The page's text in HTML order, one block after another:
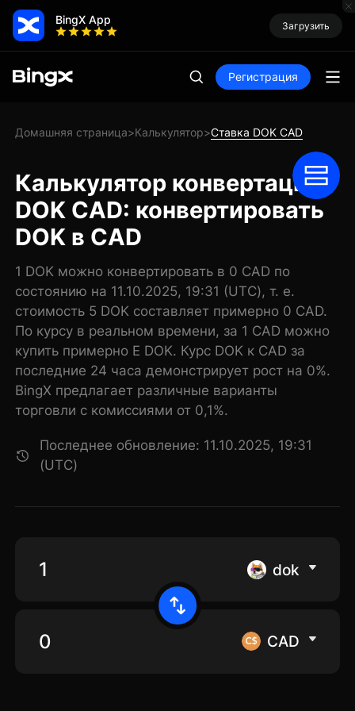
BingX App Загрузить
Регистрация
Домашняя страница>Калькулятор>Ставка DOK CAD
Калькулятор конвертации
DOK CAD: конвертировать
DOK в CAD
1 DOK можно конвертировать в 0 CAD по
состоянию на 11.10.2025, 19:31 (UTC), т. е.
стоимость 5 DOK составляет примерно 0 CAD.
По курсу в реальном времени, за 1 CAD можно
купить примерно E DOK. Курс DOK к CAD за
последние 24 часа демонстрирует рост на 0%.
BingX предлагает различные варианты
торговли с комиссиями от 0,1%.
Последнее обновление: 11.10.2025, 19:31
(UTC)
dok
CAD